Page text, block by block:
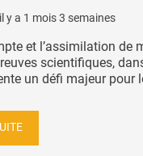
y a 1 mois 3 semaines
et l’assimilation de
scientifiques,
un défi majeur pour